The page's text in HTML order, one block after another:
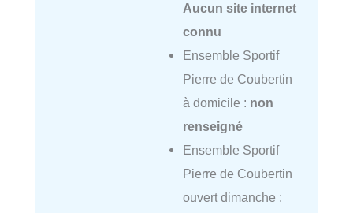
Aucun site internet
connu
Ensemble Sportif
Pierre de Coubertin
à domicile : non
renseigné
Ensemble Sportif
Pierre de Coubertin
ouvert dimanche :